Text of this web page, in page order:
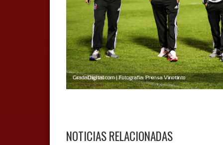
NOTICIAS RELACIONADAS